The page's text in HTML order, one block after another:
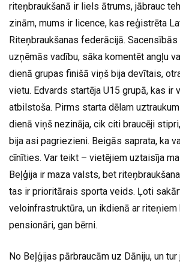
riteņbraukšanā ir liels ātrums, jābrauc
zinām, mums ir licence, kas reģistrēta
Riteņbraukšanas federācijā.
uzņēmās vadību, sāka komentēt angļu
dienā grupas finišā viņš bija devītais,
vietu. Edvards startēja U15 grupā, kas ir
atbilstoša. Pirms starta dēlam
dienā viņš nezināja, cik citi braucēji
bija asi pagriezieni. Beigās saprata, ka
cīnīties. Var teikt – vietējiem uztaisīja
Beļģija ir maza valsts, bet
tas ir prioritārais sporta veids. Ļoti
veloinfrastruktūra, un ikdienā ar riteņiem
pensionāri, gan bērni.
No Beļģijas pārbraucām uz Dāniju, un